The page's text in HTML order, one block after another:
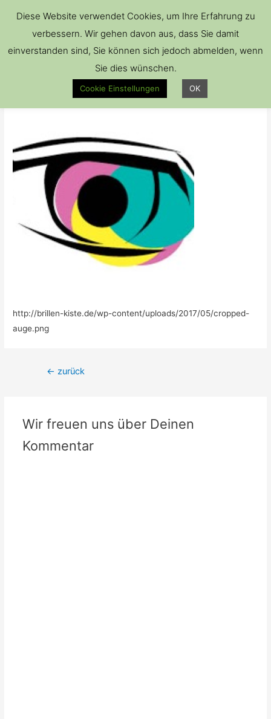
cropped-auge.png
Kommentar verfassen / VonBrillenkiste
http://brillen-kiste.de/wp-content/uploads/2017/05/cropped-
auge.png
Beitrags-
← zurück
Wir freuen uns über Deinen
Kommentar
Diese Website verwendet Cookies, um Ihre Erfahrung zu
verbessern. Wir gehen davon aus, dass Sie damit
einverstanden sind, Sie können sich jedoch abmelden, wenn
Sie dies wünschen.
Cookie Einstellungen OK